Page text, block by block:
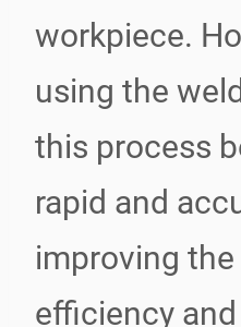
workpiece.
using the
this process
rapid and
improving
efficiency